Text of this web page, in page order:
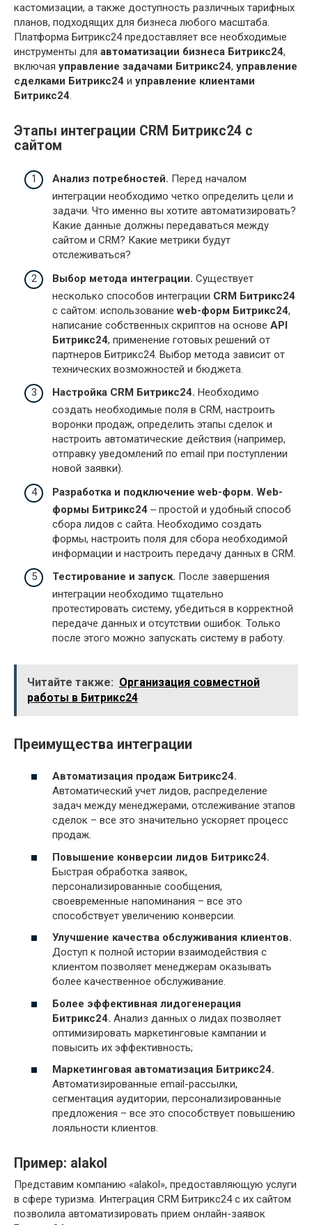
кастомизации, а также доступность различных тарифных
планов, подходящих для бизнеса любого масштаба.
Платформа Битрикс24 предоставляет все необходимые
инструменты для автоматизации бизнеса Битрикс24,
включая управление задачами Битрикс24, управление
сделками Битрикс24 и управление клиентами
Битрикс24
Этапы интеграции CRM Битрикс24 с
сайтом
Анализ потребностей. Перед началом
интеграции необходимо четко определить цели и
задачи. Что именно вы хотите автоматизировать?
Какие данные должны передаваться между
сайтом и CRM? Какие метрики будут
отслеживаться?
Выбор метода интеграции. Существует
несколько способов интеграции CRM Битрикс24
с сайтом: использованиеweb-форм Битрикс24,
написание собственных скриптов на основе API
Битрикс24, применение готовых решений от
партнеров Битрикс24. Выбор метода зависит от
технических возможностей и бюджета.
Настройка CRM Битрикс24. Необходимо
создать необходимые поля в CRM, настроить
воронки продаж, определить этапы сделок и
настроить автоматические действия (например,
отправку уведомлений по email при поступлении
новой заявки).
Разработка и подключение web-форм. Web-
формы Битрикс24 ‒ простой и удобный способ
сбора лидов с сайта. Необходимо создать
формы, настроить поля для сбора необходимой
информации и настроить передачу данных в CRM.
Тестирование и запуск. После завершения
интеграции необходимо тщательно
протестировать систему, убедиться в корректной
передаче данных и отсутствии ошибок. Только
после этого можно запускать систему в работу.
Читайте также: Организация совместной
работы в Битрикс24
Преимущества интеграции
Автоматизация продаж Битрикс24.
Автоматический учет лидов, распределение
задач между менеджерами, отслеживание этапов
сделок – все это значительно ускоряет процесс
продаж.
Повышение конверсии лидов Битрикс24.
Быстрая обработка заявок,
персонализированные сообщения,
своевременные напоминания – все это
способствует увеличению конверсии.
Улучшение качества обслуживания клиентов.
Доступ к полной истории взаимодействия с
клиентом позволяет менеджерам оказывать
более качественное обслуживание.
Более эффективная лидогенерация
Битрикс24. Анализ данных о лидах позволяет
оптимизировать маркетинговые кампании и
повысить их эффективность;
Маркетинговая автоматизация Битрикс24.
Автоматизированные email-рассылки,
сегментация аудитории, персонализированные
предложения – все это способствует повышению
лояльности клиентов.
Пример: alakol
Представим компанию «alakol», предоставляющую услуги
в сфере туризма. Интеграция CRM Битрикс24 с их сайтом
позволила автоматизировать прием онлайн-заявок